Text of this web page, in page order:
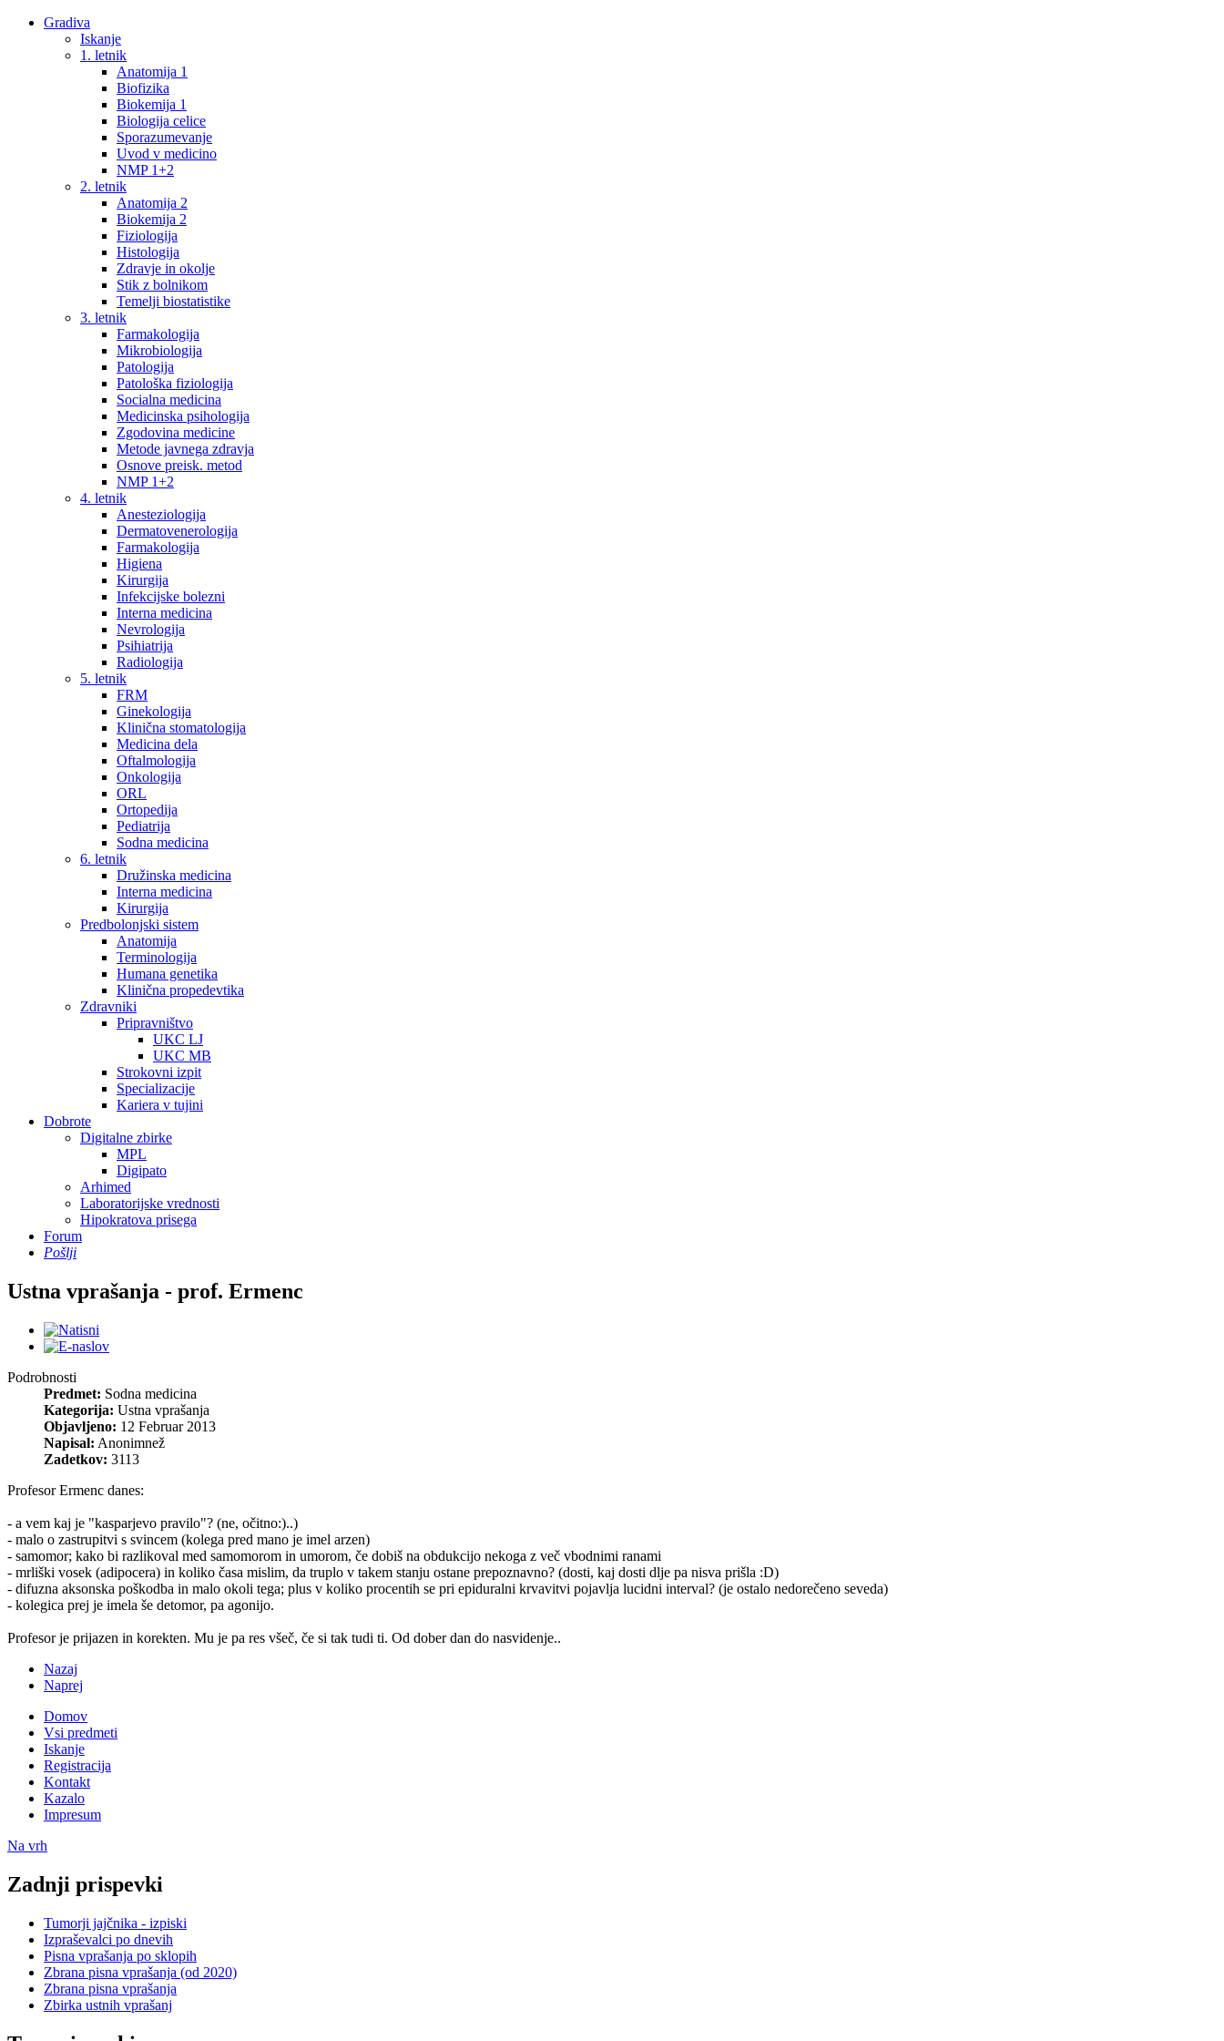
Gradiva
Iskanje
1. letnik
Anatomija 1
Biofizika
Biokemija 1
Biologija celice
Sporazumevanje
Uvod v medicino
NMP 1+2
2. letnik
Anatomija 2
Biokemija 2
Fiziologija
Histologija
Zdravje in okolje
Stik z bolnikom
Temelji biostatistike
3. letnik
Farmakologija
Mikrobiologija
Patologija
Patološka fiziologija
Socialna medicina
Medicinska psihologija
Zgodovina medicine
Metode javnega zdravja
Osnove preisk. metod
NMP 1+2
4. letnik
Anesteziologija
Dermatovenerologija
Farmakologija
Higiena
Kirurgija
Infekcijske bolezni
Interna medicina
Nevrologija
Psihiatrija
Radiologija
5. letnik
FRM
Ginekologija
Klinična stomatologija
Medicina dela
Oftalmologija
Onkologija
ORL
Ortopedija
Pediatrija
Sodna medicina
6. letnik
Družinska medicina
Interna medicina
Kirurgija
Predbolonjski sistem
Anatomija
Terminologija
Humana genetika
Klinična propedevtika
Zdravniki
Pripravništvo
UKC LJ
UKC MB
Strokovni izpit
Specializacije
Kariera v tujini
Dobrote
Digitalne zbirke
MPL
Digipato
Arhimed
Laboratorijske vrednosti
Hipokratova prisega
Forum
Pošlji
Ustna vprašanja - prof. Ermenc
Podrobnosti
Predmet: Sodna medicina
Kategorija: Ustna vprašanja
Objavljeno: 12 Februar 2013
Napisal: Anonimnež
Zadetkov: 3113
Profesor Ermenc danes:
- a vem kaj je "kasparjevo pravilo"? (ne, očitno:)..)
- malo o zastrupitvi s svincem (kolega pred mano je imel arzen)
- samomor; kako bi razlikoval med samomorom in umorom, če dobiš na obdukcijo nekoga z več vbodnimi ranami
- mrliški vosek (adipocera) in koliko časa mislim, da truplo v takem stanju ostane prepoznavno? (dosti, kaj dosti dlje pa nisva prišla :D)
- difuzna aksonska poškodba in malo okoli tega; plus v koliko procentih se pri epiduralni krvavitvi pojavlja lucidni interval? (je ostalo nedorečeno seveda)
- kolegica prej je imela še detomor, pa agonijo.
Profesor je prijazen in korekten. Mu je pa res všeč, če si tak tudi ti. Od dober dan do nasvidenje..
Nazaj
Naprej
Domov
Vsi predmeti
Iskanje
Registracija
Kontakt
Kazalo
Impresum
Na vrh
Zadnji prispevki
Tumorji jajčnika - izpiski
Izpraševalci po dnevih
Pisna vprašanja po sklopih
Zbrana pisna vprašanja (od 2020)
Zbrana pisna vprašanja
Zbirka ustnih vprašanj